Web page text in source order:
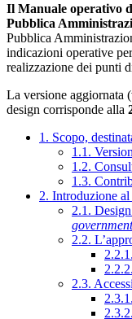
Il Manuale operativo
Pubblica
Pubblica
indicazioni operative
realizzazione dei punti
La versione aggiornata
design corrisponde alla
1. Scopo,
1.1.
1.2.
1.3.
2. Introduzione
2.1.
government
2.2.
2.3.